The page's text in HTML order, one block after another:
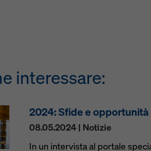
interessare:
2024: Sfide e opportunità
08.05.2024 | Notizie
In un intervista al portale